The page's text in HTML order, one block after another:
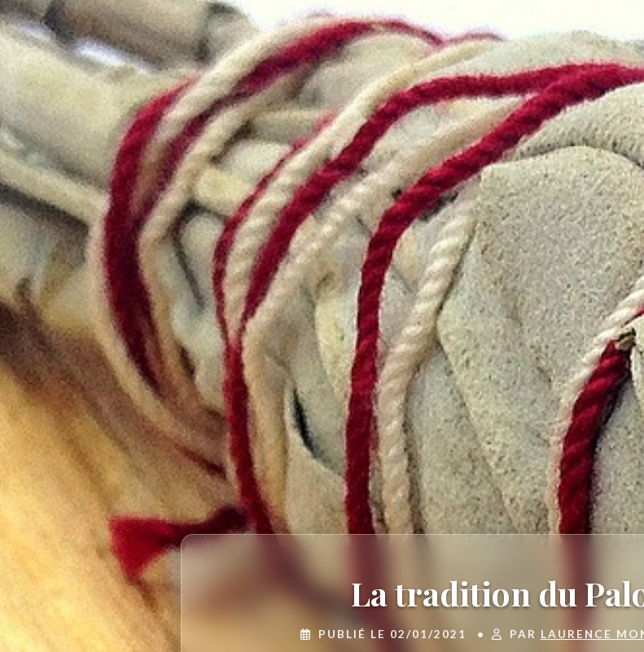
La tradition du
PUBLIÉ LE 02/01/2021 • PAR LAURENCE